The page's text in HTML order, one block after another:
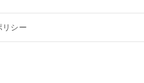
リシー